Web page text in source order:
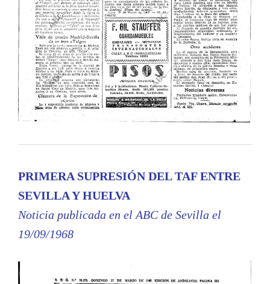
PRIMERA SUPRESIÓN DEL TAF ENTRE
SEVILLA Y HUELVA
Noticia publicada en el ABC de Sevilla el
19/09/1968